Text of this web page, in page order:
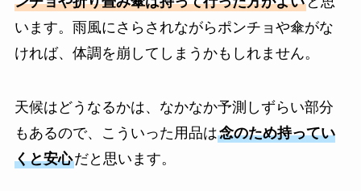
います。雨風にさらされながらポンチョや傘がな
ければ、体調を崩してしまうかもしれません。
天候はどうなるかは、なかなか予測しずらい部分
もあるので、こういった用品は念のため持ってい
くと安心だと思います。